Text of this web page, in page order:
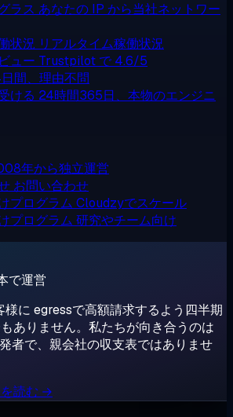
ラス あなたの IP から当社ネットワー
状況 リアルタイム稼働状況
ュー Trustpilot で 4.6/5
間、理由不問
ける 24時間365日、本物のエンジニ
年から独立運営
お問い合わせ
プログラム Cloudzyでスケール
プログラム 研究やチーム向け
で運営
様に egressで高額請求するよう四半期
ありません。私たちが向き合うのは
者で、親会社の収支表ではありませ
読む →